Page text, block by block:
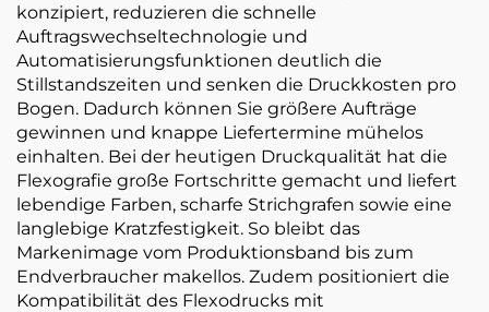
konzipiert, reduzieren die schnelle
Auftragswechseltechnologie und
Automatisierungsfunktionen deutlich die
Stillstandszeiten und senken die Druckkosten pro
Bogen. Dadurch können Sie größere Aufträge
gewinnen und knappe Liefertermine mühelos
einhalten. Bei der heutigen Druckqualität hat die
Flexografie große Fortschritte gemacht und liefert
lebendige Farben, scharfe Strichgrafen sowie eine
langlebige Kratzfestigkeit. So bleibt das
Markenimage vom Produktionsband bis zum
Endverbraucher makellos. Zudem positioniert die
Kompatibilität des Flexodrucks mit